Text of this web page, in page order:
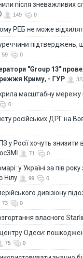
після зневажливих
149 0
РЕБ не може
підтверджень,
59 0
"Group 13"
Криму, - ГУР
масштабну мережу
0
російських ДРГ на
у Росії хочуть знизити
71 0
у Україні за пів
Нілу
99 0
дивізіону
73 0
власного
Одеси:
75 0